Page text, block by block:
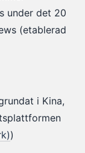
under det 20
(etablerad
i Kina,
)